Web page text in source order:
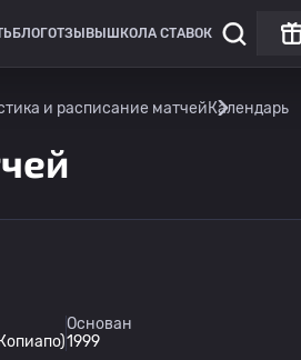
БЛОГОТЗЫВЫ ШКОЛА СТАВОК
и расписание матчейКалендарь
Основан
1999